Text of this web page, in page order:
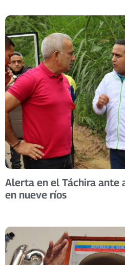
Alerta en el Táchira ante
en nueve ríos